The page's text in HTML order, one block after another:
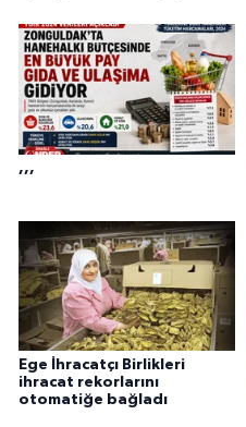
,,,
Ege İhracatçı Birlikleri
ihracat rekorlarını
otomatiğe bağladı